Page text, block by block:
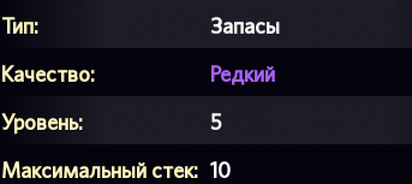
Тип:
Запасы
Качество:
Редкий
Уровень:
5
Максимальный стек: 10